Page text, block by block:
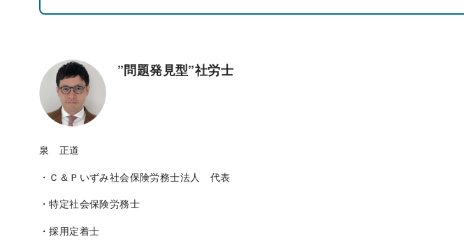
”問題発見型”社労士
泉 正道
・Ｃ＆Ｐいずみ社会保険労務士法人 代表
・特定社会保険労務士
・採用定着士